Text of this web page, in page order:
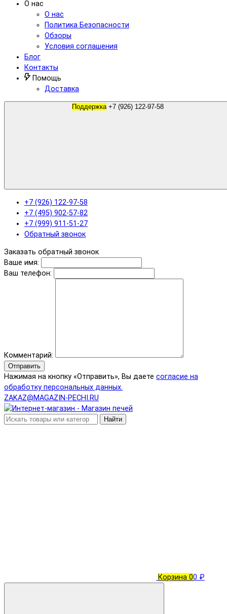
О нас
О нас
Политика Безопасности
Обзоры
Условия соглашения
Блог
Контакты
Помощь
Доставка
Поддержка +7 (926) 122-97-58
+7 (926) 122-97-58
+7 (495) 902-57-82
+7 (999) 911-51-27
Обратный звонок
Заказать обратный звонок
Ваше имя:
Ваш телефон:
Комментарий:
Отправить
Нажимая на кнопку «Отправить», Вы даете согласие на
обработку персональных данных.
ZAKAZ@MAGAZIN-PECHI.RU
Найти
Корзина 00 ₽